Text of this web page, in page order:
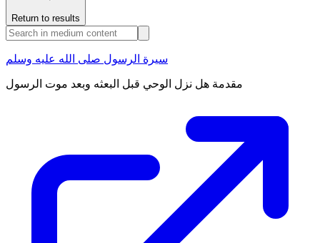
Return to results
سيرة الرسول صلى الله عليه وسلم
مقدمة هل نزل الوحي قبل البعثه وبعد موت الرسول